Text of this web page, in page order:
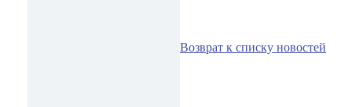
Возврат к списку новостей